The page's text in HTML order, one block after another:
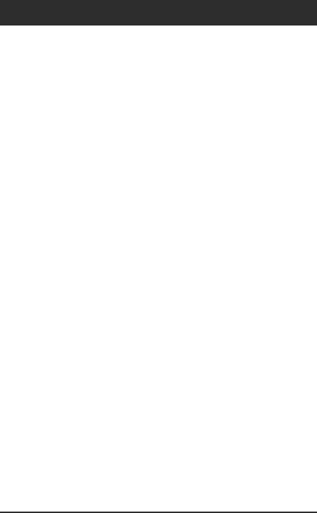
to